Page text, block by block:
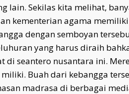
lain. Sekilas kita melihat,
kementerian agama
dengan semboyan
yang harus diraih
di seantero nusantara ini.
miliki. Buah dari kebangga
madrasa di berbagai